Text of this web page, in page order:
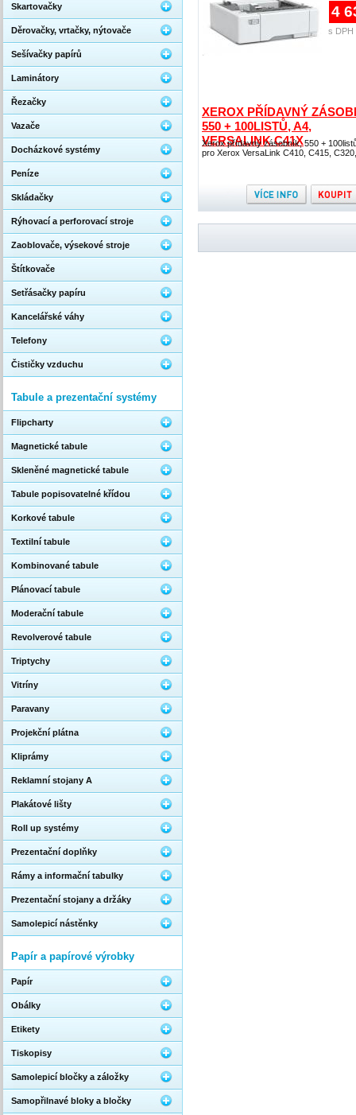
XEROX PŘÍDAVNÝ
550 + 100LISTŮ, A4,
VERSALINK C41X
Xerox přídavný zásobník, 550 +
pro Xerox VersaLink C410, C415,
4
s DPH
Skartovačky
Děrovačky, vrtačky, nýtovače
Sešívačky papírů
Laminátory
Řezačky
Vazače
Docházkové systémy
Peníze
Skládačky
Rýhovací a perforovací stroje
Zaoblovače, výsekové stroje
Štítkovače
Setřásačky papíru
Kancelářské váhy
Telefony
Čističky vzduchu
Tabule a prezentační systémy
Flipcharty
Magnetické tabule
Skleněné magnetické tabule
Tabule popisovatelné křídou
Korkové tabule
Textilní tabule
Kombinované tabule
Plánovací tabule
Moderační tabule
Revolverové tabule
Triptychy
Vitríny
Paravany
Projekční plátna
Kliprámy
Reklamní stojany A
Plakátové lišty
Roll up systémy
Prezentační doplňky
Rámy a informační tabulky
Prezentační stojany a držáky
Samolepicí nástěnky
Papír a papírové výrobky
Papír
Obálky
Etikety
Tiskopisy
Samolepicí bločky a záložky
Samopřilnavé bloky a bločky